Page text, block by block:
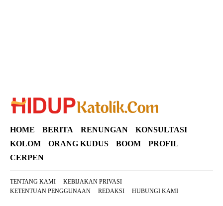
HOME BERITA RENUNGAN
KONSULTASI
KOLOM
ORANG KUDUS BOOM
PROFIL
CERPEN
TENTANG KAMI
KEBIJAKAN PRIVASI
KETENTUAN PENGGUNAAN
REDAKSI HUBUNGI KAMI